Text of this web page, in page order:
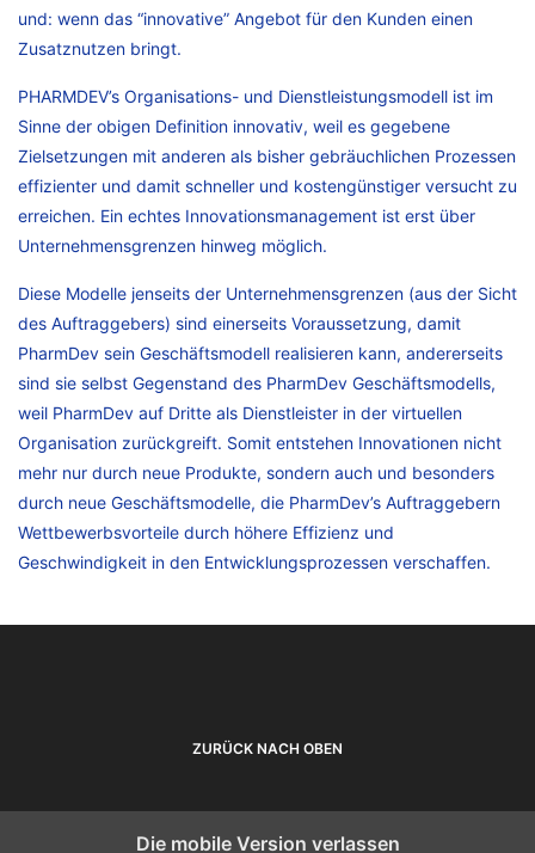
und: wenn das “innovative” Angebot für den Kunden einen
Zusatznutzen bringt.
PHARMDEV’s Organisations- und Dienstleistungsmodell ist im
Sinne der obigen Definition innovativ, weil es gegebene
Zielsetzungen mit anderen als bisher gebräuchlichen Prozessen
effizienter und damit schneller und kostengünstiger versucht zu
erreichen. Ein echtes Innovationsmanagement ist erst über
Unternehmensgrenzen hinweg möglich.
Diese Modelle jenseits der Unternehmensgrenzen (aus der Sicht
des Auftraggebers) sind einerseits Voraussetzung, damit
PharmDev sein Geschäftsmodell realisieren kann, andererseits
sind sie selbst Gegenstand des PharmDev Geschäftsmodells,
weil PharmDev auf Dritte als Dienstleister in der virtuellen
Organisation zurückgreift. Somit entstehen Innovationen nicht
mehr nur durch neue Produkte, sondern auch und besonders
durch neue Geschäftsmodelle, die PharmDev’s Auftraggebern
Wettbewerbsvorteile durch höhere Effizienz und
Geschwindigkeit in den Entwicklungsprozessen verschaffen.
ZURÜCK NACH OBEN
Die mobile Version verlassen